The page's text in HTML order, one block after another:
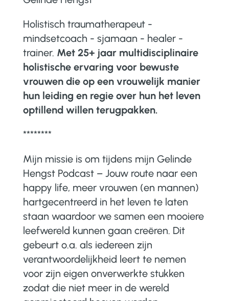
Holistisch traumatherapeut -
mindsetcoach - sjamaan - healer -
trainer. Met 25+ jaar multidisciplinaire
holistische ervaring voor bewuste
vrouwen die op een vrouwelijk manier
hun leiding en regie over hun het leven
optillend willen terugpakken.
********
Mijn missie is om tijdens mijn Gelinde
Hengst Podcast – Jouw route naar een
happy life, meer vrouwen (en mannen)
hartgecentreerd in het leven te laten
staan waardoor we samen een mooiere
leefwereld kunnen gaan creëren. Dit
gebeurt o.a. als iedereen zijn
verantwoordelijkheid leert te nemen
voor zijn eigen onverwerkte stukken
zodat die niet meer in de wereld